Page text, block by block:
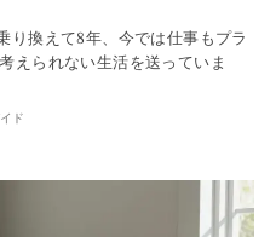
換えて8年、今では仕事もプラ
えられない生活を送っていま
ド